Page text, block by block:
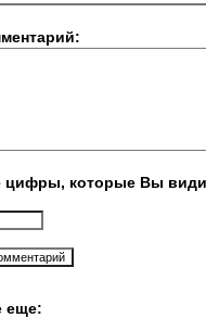
цифры, которые Вы
еще: